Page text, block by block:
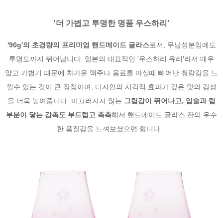
'더 가볍고 투명한 명품 우스하리 '
'90g'의 초경량의 프리미엄 핸드메이드 글라스로서, 무납성분임에도
투명도까지 뛰어납니다. 일본의 대표적인 '우스하리 유리'라서 매우
얇고 가볍기 때문에 차가운 맥주나 음료를 마실때 빼어난 청량감을 느
낄수 있는 것이 큰 장점이며, 디자인의 시각적 효과가 깊은 맛의 감성
을 더욱 높여줍니다. 미끄러지지 않는 그립감이 뛰어나고, 입술과 립
부분이 닿는 감촉도 부드럽고 촉촉해서 핸드메이드 글라스 잔의 우수
한 품질감을 느껴보셨으면 합니다.